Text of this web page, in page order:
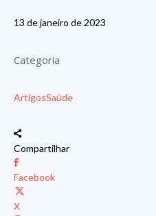
13 de janeiro de 2023
Categoria
ArtigosSaúde
Compartilhar
Facebook
X